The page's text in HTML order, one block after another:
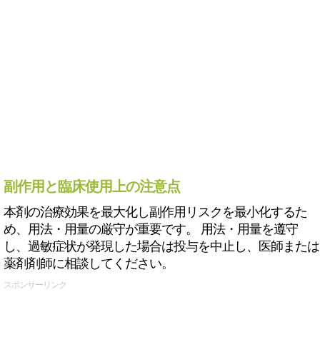
副作用と臨床使用上の注意点
本剤の治療効果を最大化し副作用リスクを最小化するた
め、用法・用量の厳守が重要です。 用法・用量を遵守
し、過敏症状が発現した場合は投与を中止し、医師または
薬剤剤師に相談してください。
スポンサーリンク